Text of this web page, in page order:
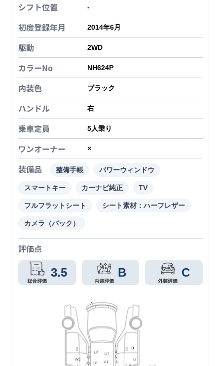
シフト位置 -
初度登録年月 2014年6月
駆動 2WD
カラーNo NH624P
内装色 ブラック
ハンドル 右
乗車定員 5人乗り
ワンオーナー ×
装備品 整備手帳 パワーウィンドウ
スマートキー カーナビ純正 TV
フルフラットシート シート素材：ハーフレザー
カメラ（バック）
評価点
3.5 B C